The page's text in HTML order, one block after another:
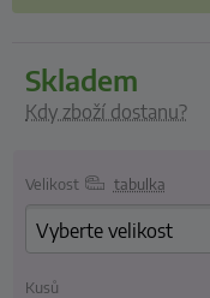
skladem
Kdy zboží dostanu?
Velikost tabulka
Kusů